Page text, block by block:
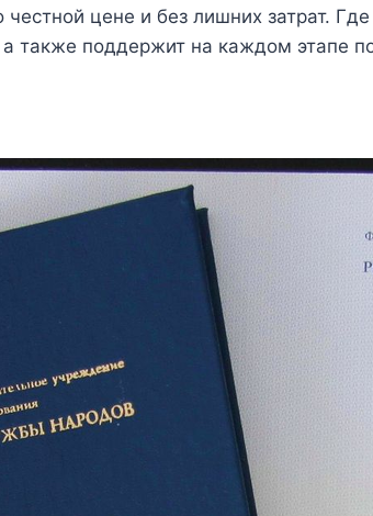
цене и без лишних затрат.
поддержит на каждом этапе